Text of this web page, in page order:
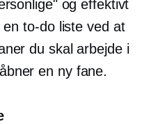
og effektivt
ento-doliste ved at
du skal arbejde i
en ny fane.